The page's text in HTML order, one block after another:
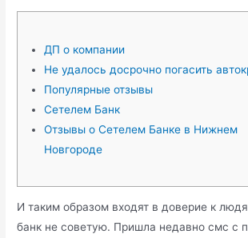
ДП о компании
Не удалось досрочно погасить
Популярные отзывы
Сетелем Банк
Отзывы о Сетелем Банке в Нижнем
Новгороде
И таким образом входят в доверие к
банк не советую. Пришла недавно смс с